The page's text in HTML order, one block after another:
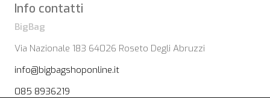
Info contatti
BigBag
Via Nazionale 183 64026 Roseto Degli Abruzzi
info@bigbagshoponline.it
085 8936219